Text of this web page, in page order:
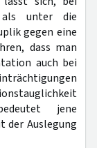
als unter die
gegen eine
dass man
auch bei
jene
der Auslegung